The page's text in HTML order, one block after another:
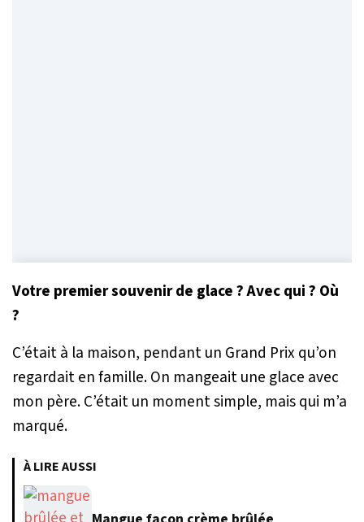
Votre premier souvenir de glace ? Avec qui ? Où
?
C’était à la maison, pendant un Grand Prix qu’on
regardait en famille. On mangeait une glace avec
mon père. C’était un moment simple, mais qui m’a
marqué.
À LIRE AUSSI